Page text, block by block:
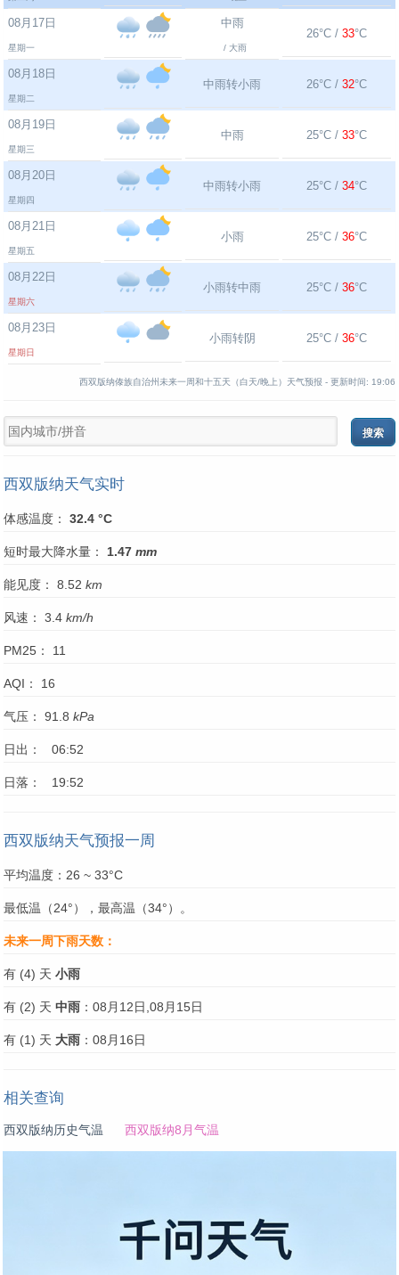
08月17日
星期一
中雨
/ 大雨
26°C / 33°C
08月18日
星期二
中雨转小雨 26°C / 32°C
08月19日
星期三
中雨 25°C / 33°C
08月20日
星期四
中雨转小雨 25°C / 34°C
08月21日
星期五
小雨 25°C / 36°C
08月22日
星期六
小雨转中雨 25°C / 36°C
08月23日
星期日
小雨转阴 25°C / 36°C
西双版纳傣族自治州未来一周和十五天（白天/晚上）天气预报 - 更新时间: 19:06
西双版纳天气实时
体感温度： 32.4 °C
短时最大降水量： 1.47 mm
能见度： 8.52 km
风速： 3.4 km/h
PM25： 11
AQI： 16
气压： 91.8 kPa
日出： 06:52
日落： 19:52
西双版纳天气预报一周
平均温度：26 ~ 33°C
最低温（24°），最高温（34°）。
未来一周下雨天数：
有 (4) 天 小雨
有 (2) 天 中雨 ：08月12日,08月15日
有 (1) 天 大雨 ：08月16日
相关查询
西双版纳历史气温 西双版纳8月气温